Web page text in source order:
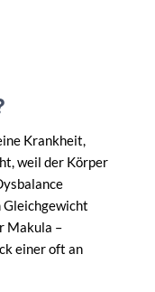
Krankheit,
weil der Körper
Gleichgewicht
Makula –
einer oft an